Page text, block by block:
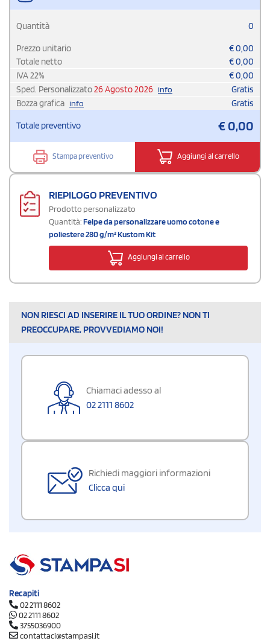
Quantità 0
Prezzo unitario €0,00
Totale netto
€0,00
IVA22% €0,00
Sped. Personalizzato26 Agosto 2026 info
Gratis
Bozza grafica info Gratis
Totale preventivo €0,00
Stampa preventivo Aggiungi al carrello
RIEPILOGO PREVENTIVO
Prodotto personalizzato
Quantità:Felpe da personalizzare uomo cotone e
poliestere 280 g/m² Kustom Kit
Aggiungi al carrello
NON RIESCI AD INSERIRE IL TUO ORDINE? NON TI
PREOCCUPARE, PROVVEDIAMO NOI!
Chiamaci adesso al
02 2111 8602
Richiedi maggiori informazioni
Clicca qui
Recapiti
02 2111 8602
02 2111 8602
3755036900
contattaci@stampasi.it